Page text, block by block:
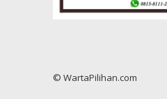
© WartaPilihan.com